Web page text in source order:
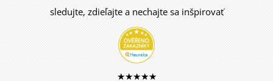
sledujte, zdieľajte a nechajte sa inšpirovať
★★★★★